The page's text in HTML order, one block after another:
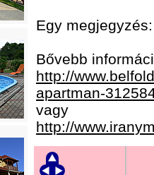
Egy
Bővebb
http://
apartman-
vagy
http://